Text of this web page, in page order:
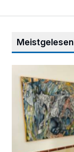
Meistgelesen